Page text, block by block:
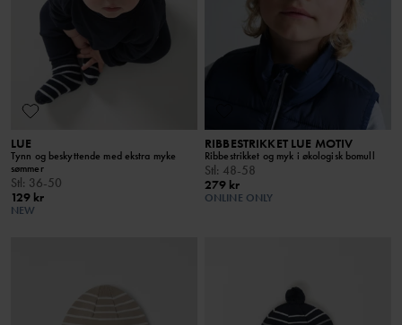
LUE
Tynn og beskyttende med ekstra myke
sømmer
Stl : 36-50
129 kr
NEW
RIBBESTRIKKET LUE MOTIV
Ribbestrikket og myk i økologisk bomull
Stl : 48-58
279 kr
ONLINE ONLY